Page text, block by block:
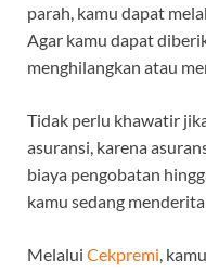
parah, kamu dapat
Agar kamu dapat
menghilangkan atau
Tidak perlu khawatir
asuransi, karena
biaya pengobatan
kamu sedang
Melalui Cekpremi,